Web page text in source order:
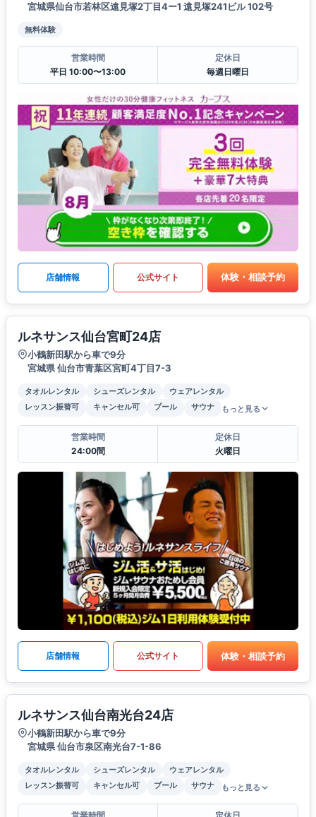
宮城県仙台市若林区遠見塚2丁目4ー1 遠見塚241ビル 102号
無料体験
営業時間
平日 10:00〜13:00
定休日
毎週日曜日
店舗情報 公式サイト 体験・相談予約
ルネサンス仙台宮町24店
小鶴新田駅から車で9分
宮城県 仙台市青葉区宮町4丁目7-3
タオルレンタル シューズレンタル
ウェアレンタル
レッスン振替可
キャンセル可 プール サウナ もっと見る
営業時間
24:00間
定休日
火曜日
店舗情報 公式サイト 体験・相談予約
ルネサンス仙台南光台24店
小鶴新田駅から車で9分
宮城県 仙台市泉区南光台7-1-86
タオルレンタル シューズレンタル
ウェアレンタル
レッスン振替可
キャンセル可 プール サウナ もっと見る